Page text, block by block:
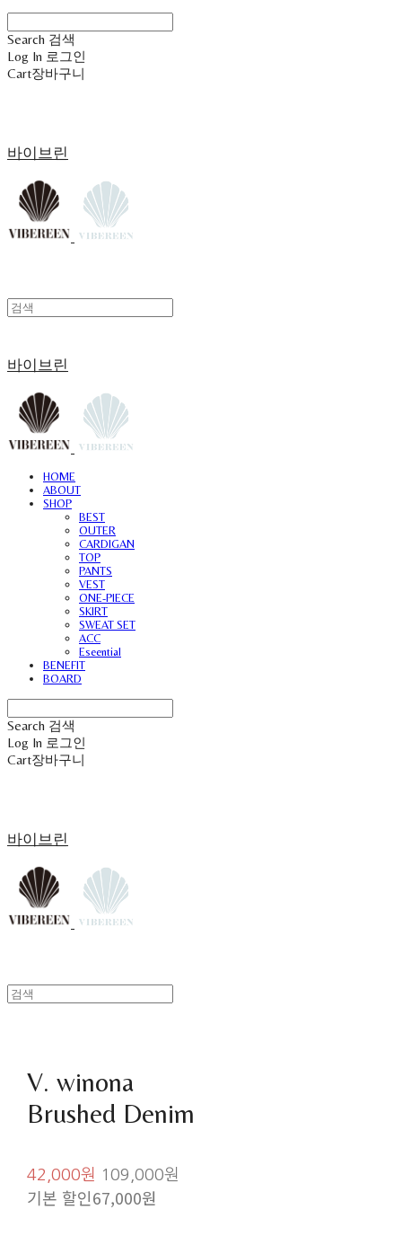
Search 검색
Log In 로그인
Cart장바구니
바이브린
바이브린
HOME
ABOUT
SHOP
BEST
OUTER
CARDIGAN
TOP
PANTS
VEST
ONE-PIECE
SKIRT
SWEAT SET
ACC
Eseential
BENEFIT
BOARD
Search 검색
Log In 로그인
Cart장바구니
바이브린
V. winona
Brushed Denim
42,000원 109,000원
기본 할인67,000원